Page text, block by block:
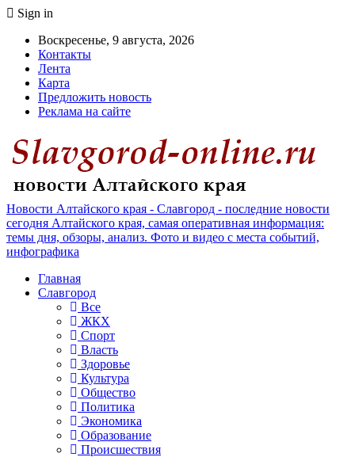
Sign in
Воскресенье, 9 августа, 2026
Контакты
Лента
Карта
Предложить новость
Реклама на сайте
Новости Алтайского края - Славгород - последние новости
сегодня Алтайского края, самая оперативная информация:
темы дня, обзоры, анализ. Фото и видео с места событий,
инфографика
Главная
Славгород
Все
ЖКХ
Спорт
Власть
Здоровье
Культура
Общество
Политика
Экономика
Образование
Происшествия